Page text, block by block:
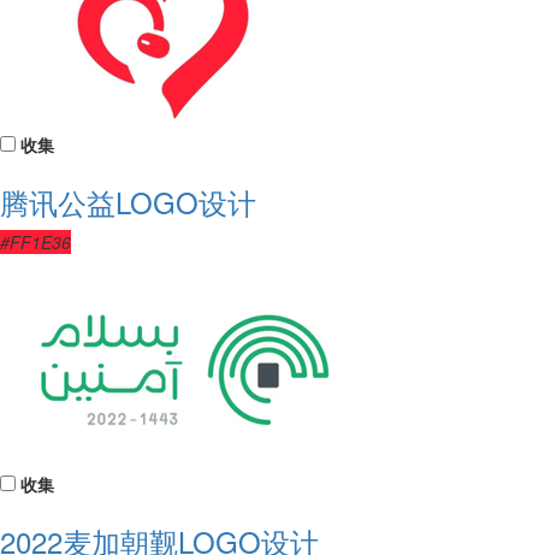
收集
腾讯公益LOGO设计
#FF1E36
收集
2022麦加朝觐LOGO设计